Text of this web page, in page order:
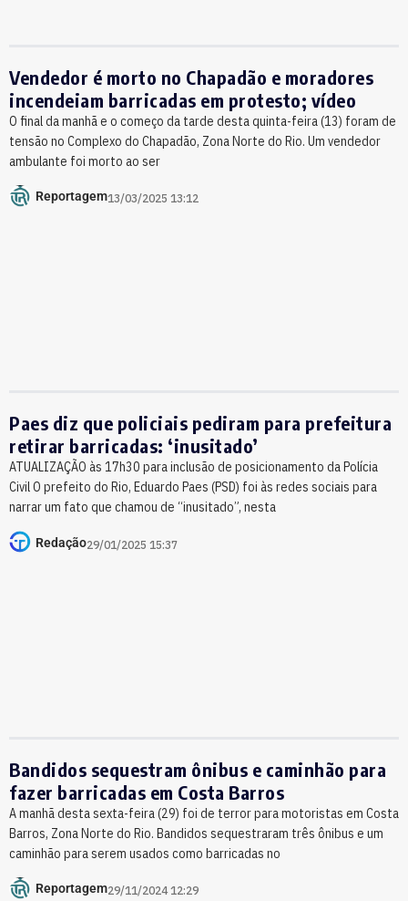
Vendedor é morto no Chapadão e moradores
incendeiam barricadas em protesto; vídeo
O final da manhã e o começo da tarde desta quinta-feira (13) foram de
tensão no Complexo do Chapadão, Zona Norte do Rio. Um vendedor
ambulante foi morto ao ser
Reportagem13/03/2025 13:12
Paes diz que policiais pediram para prefeitura
retirar barricadas: ‘inusitado’
ATUALIZAÇÃO às 17h30 para inclusão de posicionamento da Polícia
Civil O prefeito do Rio, Eduardo Paes (PSD) foi às redes sociais para
narrar um fato que chamou de “inusitado”, nesta
Redação29/01/2025 15:37
Bandidos sequestram ônibus e caminhão para
fazer barricadas em Costa Barros
A manhã desta sexta-feira (29) foi de terror para motoristas em Costa
Barros, Zona Norte do Rio. Bandidos sequestraram três ônibus e um
caminhão para serem usados como barricadas no
Reportagem29/11/2024 12:29